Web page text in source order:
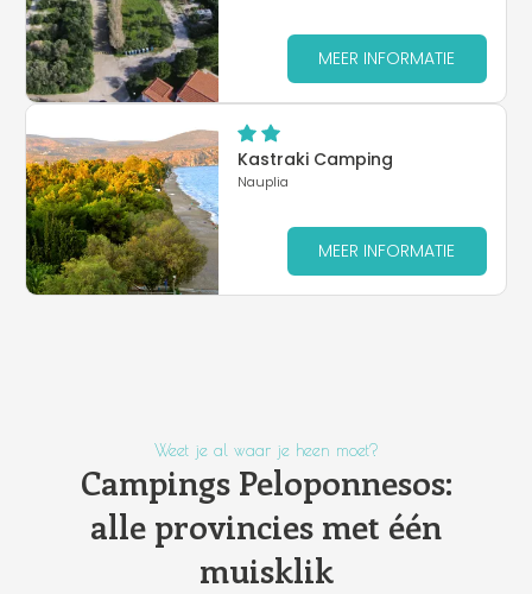
MEER INFORMATIE
Kastraki Camping
Nauplia
MEER INFORMATIE
Weet je al waar je heen moet?
Campings Peloponnesos:
alle provincies met één
muisklik